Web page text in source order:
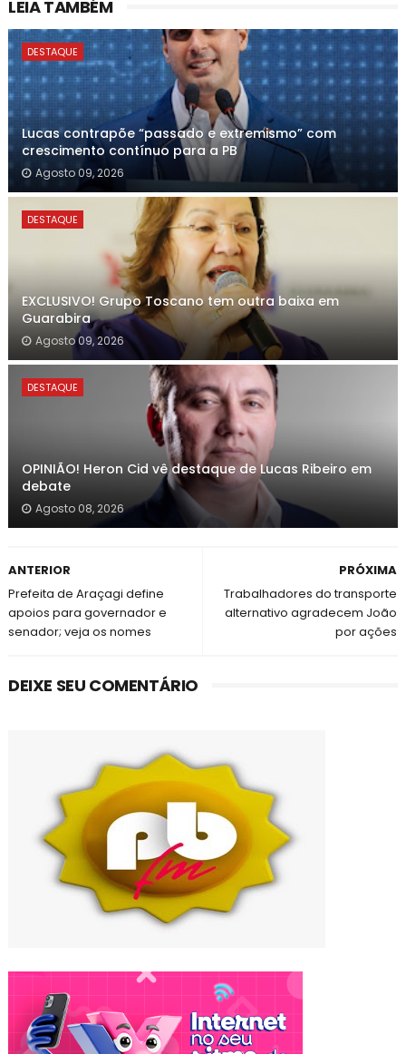
LEIA TAMBÉM
DESTAQUE
Lucas contrapõe “passado e extremismo” com
crescimento contínuo para a PB
Agosto 09, 2026
DESTAQUE
EXCLUSIVO! Grupo Toscano tem outra baixa em
Guarabira
Agosto 09, 2026
DESTAQUE
OPINIÃO! Heron Cid vê destaque de Lucas Ribeiro em
debate
Agosto 08, 2026
PRÓXIMA
Trabalhadores do transporte
alternativo agradecem João
por ações
ANTERIOR
Prefeita de Araçagi define
apoios para governador e
senador; veja os nomes
DEIXE SEU COMENTÁRIO